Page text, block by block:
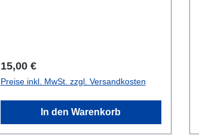
Regulärer Preis:
15,00 €
Preise inkl. MwSt. zzgl. Versandkosten
In den Warenkorb